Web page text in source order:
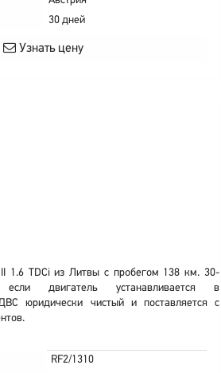
30 дней
Узнать цену
1.6 TDCi из Литвы с пробегом 138 км. 30-
двигатель устанавливается в
юридически чистый и поставляется с
RF2/1310